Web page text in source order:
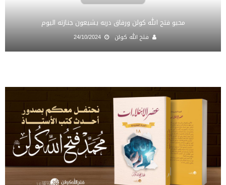
محبو فتح الله كولن ورفاق دربه يشيعون جنازته اليوم
فتح الله كولن 24/10/2024